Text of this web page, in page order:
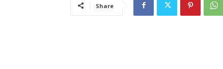
Share